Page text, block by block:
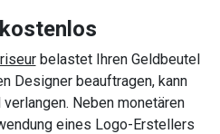
belastet Ihren Geldbeutel
Designer beauftragen, kann
Neben monetären
eines Logo-Erstellers